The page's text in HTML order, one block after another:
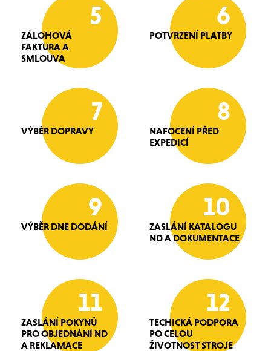
5
ZÁLOHOVÁ
FAKTURA A
SMLOUVA
6
POTVRZENÍ PLATBY
7
VÝBĚR DOPRAVY
8
NAFOCENÍ PŘED
EXPEDICÍ
9
VÝBĚR DNE DODÁNÍ
10
ZASLÁNÍ KATALOGU
ND A DOKUMENTACE
11
ZASLÁNÍ POKYNŮ
PRO OBJEDNÁNÍ ND
A REKLAMACE
12
TECHICKÁ PODPORA
PO CELOU
ŽIVOTNOST STROJE